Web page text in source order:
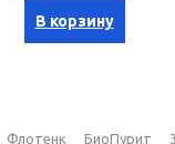
В корзину
Флотенк